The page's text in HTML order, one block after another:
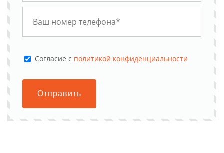
Cогласие с политикой конфиденциальности
Отправить